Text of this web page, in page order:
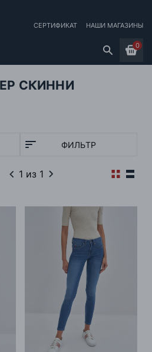
СЕРТИФИКАТ НАШИ МАГАЗИНЫ
0
СКИННИ
ФИЛЬТР
1 из 1